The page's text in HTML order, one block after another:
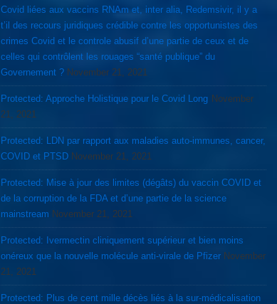
Covid liées aux vaccins RNAm et, inter alia, Redemsivir, il y a
t’il des recours juridiques crédible contre les opportunistes des
crimes Covid et le controle abusif d’une partie de ceux et de
celles qui contrôlent les rouages “santé publique” du
Governement ? November 21, 2021
Protected: Approche Holistique pour le Covid Long November
21, 2021
Protected: LDN par rapport aux maladies auto-immunes, cancer,
COVID et PTSD November 21, 2021
Protected: Mise à jour des limites (dégâts) du vaccin COVID et
de la corruption de la FDA et d’une partie de la science
mainstream November 21, 2021
Protected: Ivermectin cliniquement supérieur et bien moins
onéreux que la nouvelle molécule anti-virale de Pfizer November
21, 2021
Protected: Plus de cent mille décès liés à la sur-médicalisation